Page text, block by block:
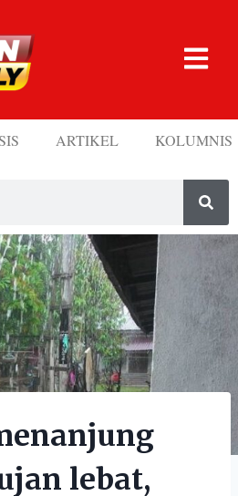
ARTIKEL KOLUMNIS
lebat,